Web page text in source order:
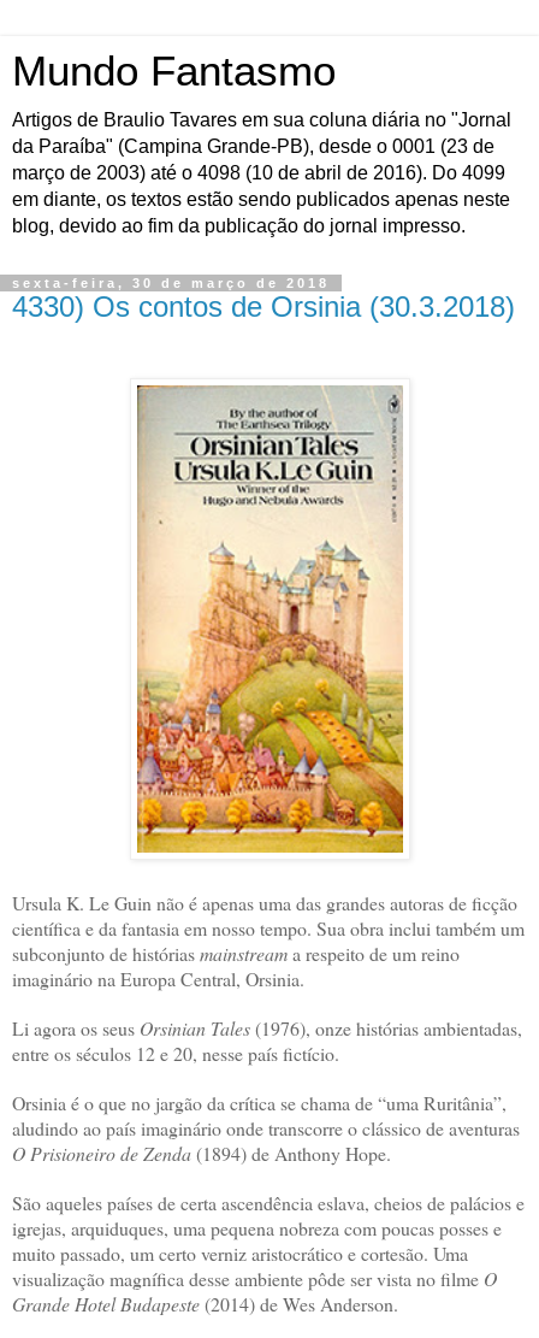
Mundo Fantasmo
Artigos de Braulio Tavares em sua coluna diária no "Jornal
da Paraíba" (Campina Grande-PB), desde o 0001 (23 de
março de 2003) até o 4098 (10 de abril de 2016). Do 4099
em diante, os textos estão sendo publicados apenas neste
blog, devido ao fim da publicação do jornal impresso.
sexta-feira, 30 de março de 2018
4330) Os contos de Orsinia (30.3.2018)
Ursula K. Le Guin não é apenas uma das grandes autoras de ficção
científica e da fantasia em nosso tempo. Sua obra inclui também um
subconjunto de históriasmainstreama respeito de um reino
imaginário na Europa Central, Orsinia.
Li agora os seus Orsinian Tales(1976), onze histórias ambientadas,
entre os séculos 12 e 20, nesse país fictício.
Orsinia é o que no jargão da crítica se chama de “uma Ruritânia”,
aludindo ao país imaginário onde transcorre o clássico de aventuras
O Prisioneiro de Zenda(1894) de Anthony Hope.
São aqueles países de certa ascendência eslava, cheios de palácios e
igrejas, arquiduques, uma pequena nobreza com poucas posses e
muito passado, um certo verniz aristocrático e cortesão. Uma
visualização magnífica desse ambiente pôde ser vista no filme O
Grande Hotel Budapeste(2014) de Wes Anderson.